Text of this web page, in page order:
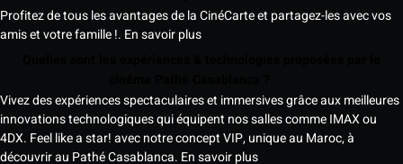
Profitez de tous les avantages de la CinéCarte et partagez-les avec vos
amis et votre famille !. En savoir plus
Vivez des expériences spectaculaires et immersives grâce aux meilleures
innovations technologiques qui équipent nos salles comme IMAX ou
4DX. Feel like a star! avec notre concept VIP, unique au Maroc, à
découvrir au Pathé Casablanca. En savoir plus